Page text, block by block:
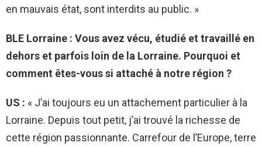
en mauvais état, sont interdits au public. »
BLE Lorraine : Vous avez vécu, étudié et travaillé en
dehors et parfois loin de la Lorraine. Pourquoi et
comment êtes-vous si attaché à notre région ?
US : « J’ai toujours eu un attachement particulier à la
Lorraine. Depuis tout petit, j’ai trouvé la richesse de
cette région passionnante. Carrefour de l’Europe, terre